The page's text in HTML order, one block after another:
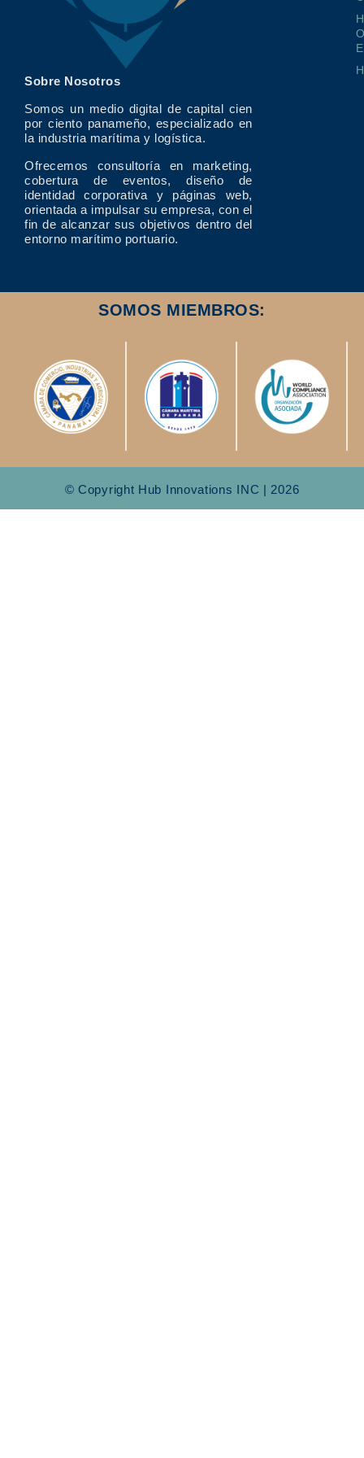
Sobre Nosotros
Somos un medio digital de capital cien
por ciento panameño, especializado en
la industria marítima y logística.
Ofrecemos consultoría en marketing,
cobertura de eventos, diseño de
identidad corporativa y páginas web,
orientada a impulsar su empresa, con el
fin de alcanzar sus objetivos dentro del
entorno marítimo portuario.
SOMOS MIEMBROS:
© Copyright Hub Innovations INC | 2026